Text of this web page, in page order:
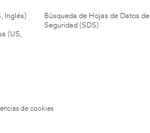
Inglés)
(US,
Búsqueda de Hojas de Datos de
Seguridad (SDS)
de cookies